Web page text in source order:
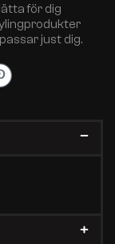
för dig
just dig.